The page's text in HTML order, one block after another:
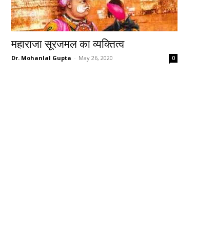
महाराजा सूरजमल का व्यक्तित्व
Dr. Mohanlal Gupta - May 26, 2020 0